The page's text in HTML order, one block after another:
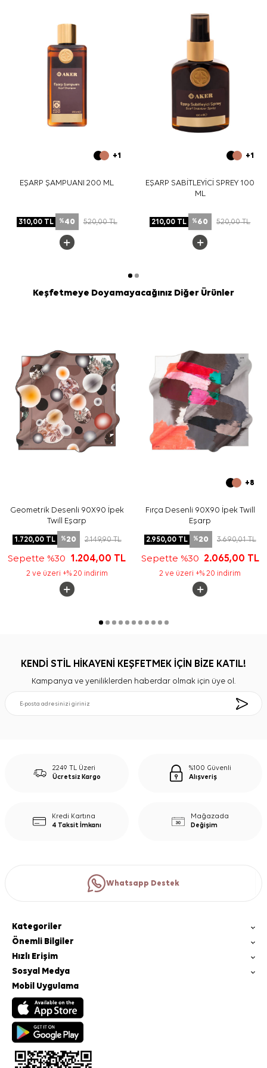
sağlar. Daha net kontrast için siyah veya ekru üst giyimle
kullanabilirsiniz.
Bakım
Yıkama ve bakım için ürün etiketindeki talimatları
izleyiniz. İpek ve hassas eşarplarda elde bakım veya leke
temizliği gerektiğinde
Aker İpek Eşarp Şampuanıtercih
Sıkça Sorulan Sorular
Bu eşarbın ölçüsü nedir?
Deseni nasıl görünür?+1
EŞARP ŞAMPUANI 200 ML
310,00TL %40 520,00TL
+1
EŞARP SABİTLEYİCİ SPREY 100
ML
210,00 TL %60 520,00TL
Keşfetmeye Doyamayacağınız Diğer Ürünler
Geometrik Desenli 90X90 İpek
Twill Eşarp
1.720,00TL %20 2.149,90TL
Sepette %30 1.204,00 TL
2 ve üzeri +% 20 indirim
+8
Fırça Desenli 90X90 İpek Twill
Eşarp
2.950,00TL %20 3.690,01TL
Sepette %30 2.065,00 TL
2 ve üzeri +% 20 indirim
KENDİ STİL HİKAYENİ KEŞFETMEK İÇİN BİZE KATIL!
Kampanya ve yeniliklerden haberdar olmak için üye ol.
2249 TL Üzeri
Ücretsiz Kargo
%100 Güvenli
Alışveriş
Kredi Kartına
4 Taksit İmkanı
Mağazada
Değişim
Whatsapp Destek
Kategoriler
Önemli Bilgiler
Hızlı Erişim
Sosyal Medya
Mobil Uygulama